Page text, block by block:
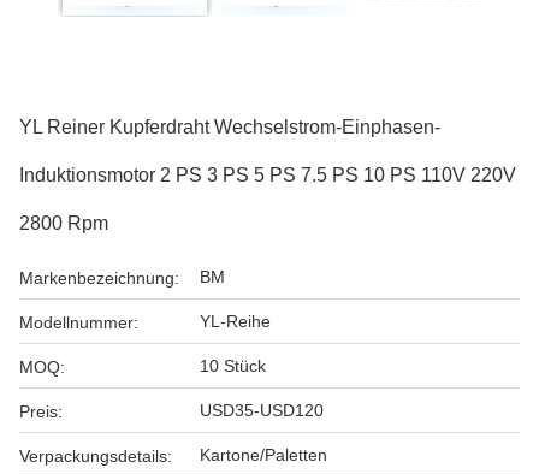
YL Reiner Kupferdraht Wechselstrom-Einphasen-
Induktionsmotor 2 PS 3 PS 5 PS 7.5 PS 10 PS 110V 220V
2800 Rpm
Markenbezeichnung: BM
Modellnummer: YL-Reihe
MOQ: 10 Stück
Preis: USD35-USD120
Verpackungsdetails: Kartone/Paletten